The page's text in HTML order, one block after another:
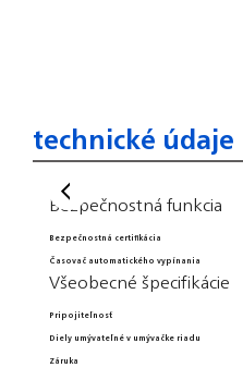
technické údaje
Bezpečnostná funkcia
Bezpečnostná certifikácia
Časovač automatického vypínania
Všeobecné špecifikácie
Pripojiteľnosť
Diely umývateľné v umývačke riadu
Záruka